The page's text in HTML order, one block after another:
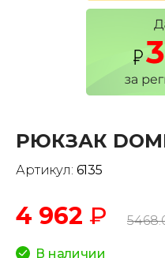
РЮКЗАК
Артикул: 6135
4 962 ₽
В наличии